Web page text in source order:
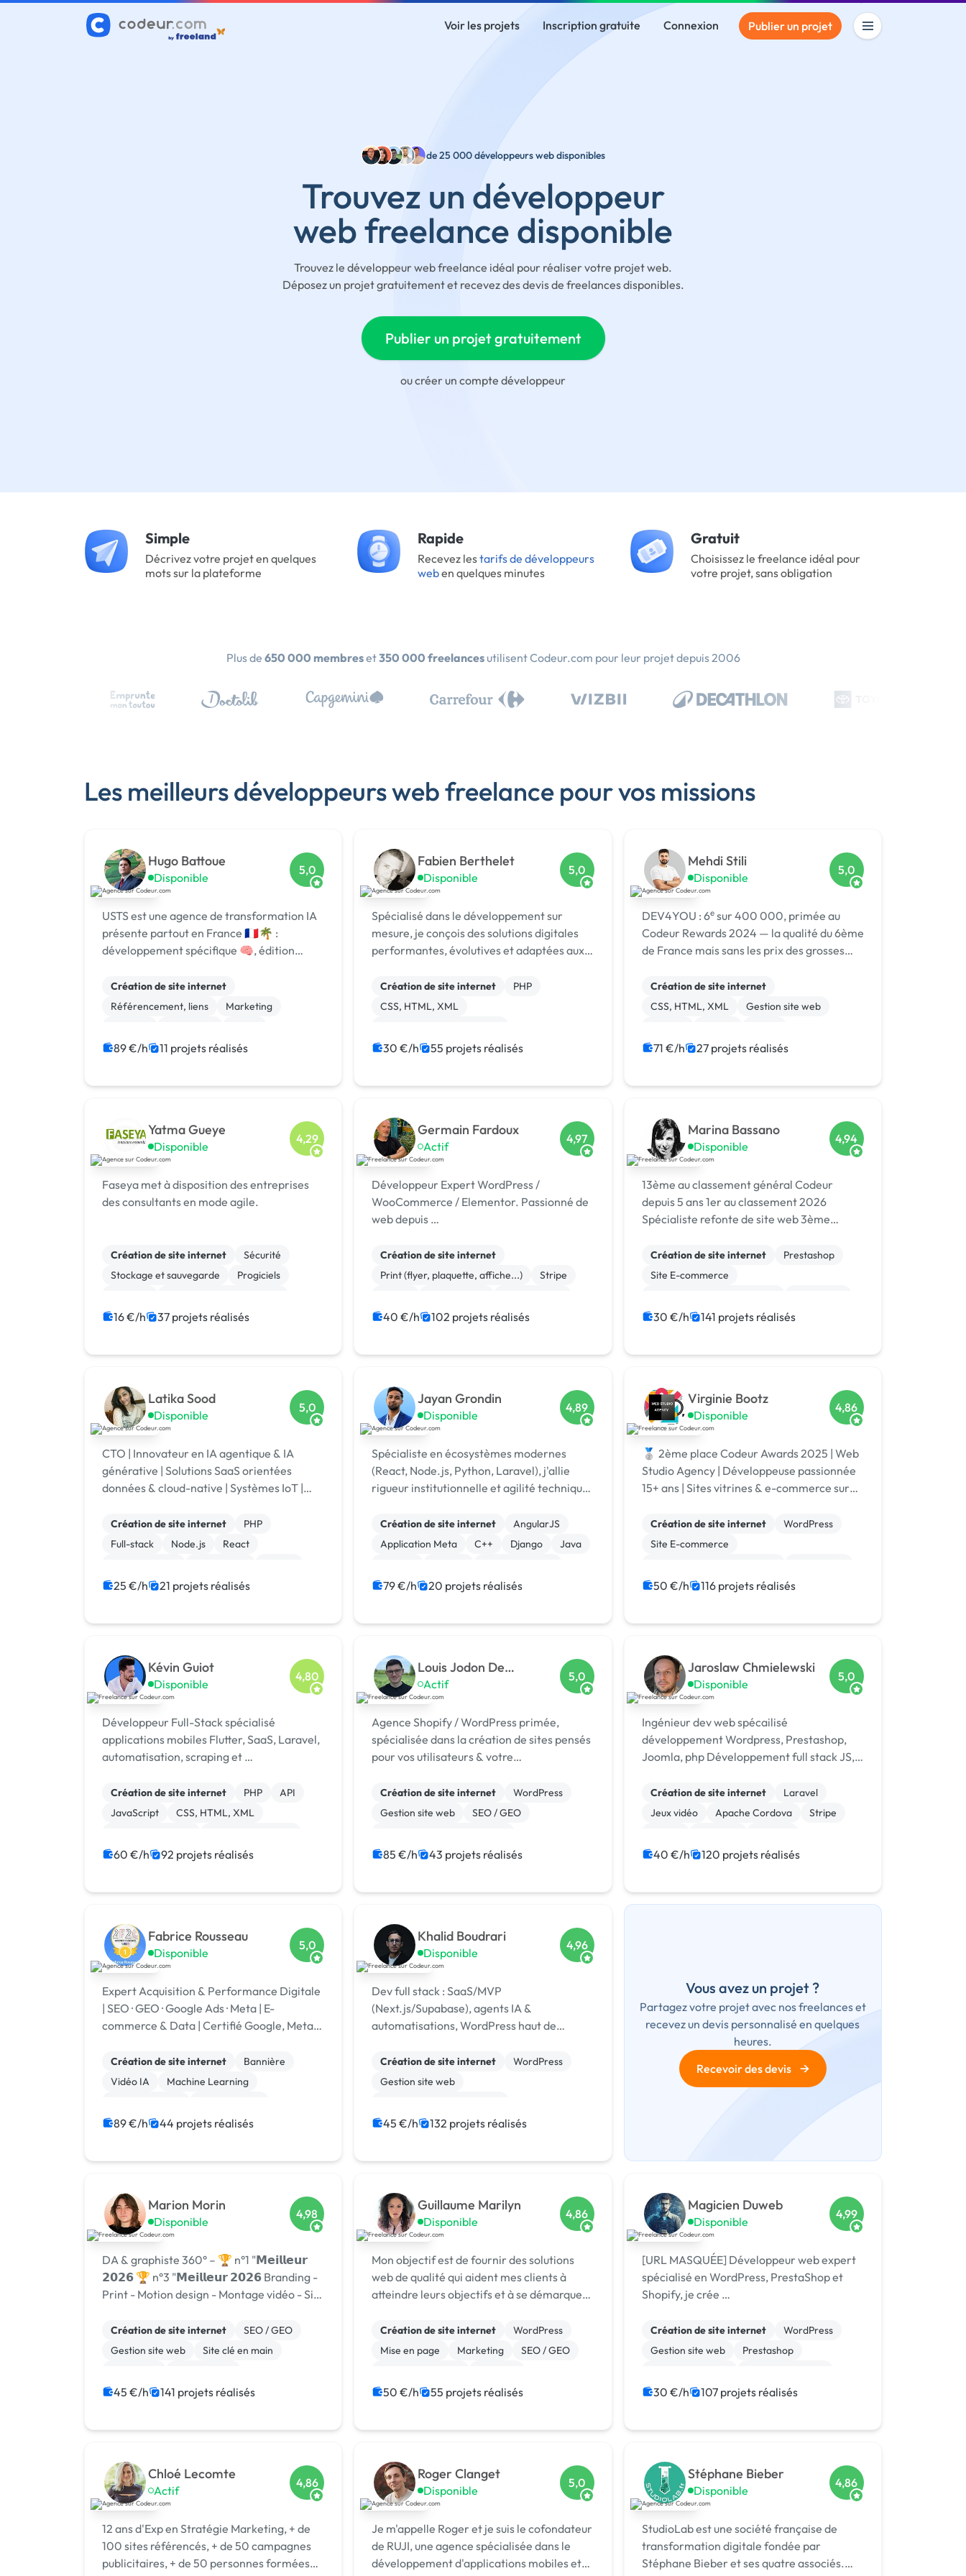
Voir les projets Inscription gratuite Connexion Publier un projet
de 25 000 développeurs web disponibles
Trouvez un développeur
web freelance disponible
Trouvez le développeur web freelance idéal pour réaliser votre projet web.
Déposez un projet gratuitement et recevez des devis de freelances disponibles.
Publier un projet gratuitement
oucréer un compte développeur
Simple
Décrivez votre projet en quelques
mots sur la plateforme
Rapide
Recevez lestarifs de développeurs
weben quelques minutes
Gratuit
Choisissez le freelance idéal pour
votre projet, sans obligation
Plus de 650 000 membreset350 000 freelancesutilisent Codeur.com pour leur projet depuis 2006
Les meilleurs développeurs web freelance pour vos missions
Hugo Battoue
Disponible
5,0
USTS est une agence de transformation IA
présente partout en France 🇫🇷🌴 :
développement spécifique 🧠, édition
Agréée CII, CIR, Qualiopi, 1er [URL
MASQUÉE] 🏆 !
Création de site internet
Référencement, liens
Marketing
Motion design
Logo
Charte graphique
89 €/h 11 projets réalisés
Fabien Berthelet
Disponible
5,0
Spécialisé dans le développement sur
mesure, je conçois des solutions digitales
performantes, évolutives et adaptées aux
Création de site internet
PHP
CSS, HTML, XML
Site clé en main
Site E-commerce
Gestion site web
JavaScript
30 €/h 55 projets réalisés
Mehdi Stili
Disponible
5,0
DEV4YOU : 6ᵉ sur 400 000, primée au
Codeur Rewards 2024 — la qualité du 6ème
de France mais sans les prix des grosses
meilleur rapport qualité/prix de la
plateforme.
Création de site internet
CSS, HTML, XML
Gestion site web
71 €/h 27 projets réalisés
Yatma Gueye
Disponible
4,29
Faseya met à disposition des entreprises
des consultants en mode agile.
Création de site internet
Sécurité
Stockage et sauvegarde
Progiciels
CRM
Site clé en main SaaS
16 €/h 37 projets réalisés
Germain Fardoux
Actif
4,97
Développeur Expert WordPress /
WooCommerce / Elementor. Passionné de
web depuis …
Création de site internet
Print (flyer, plaquette, affiche...)
Stripe
Logo
Photoshop
Site clé en main
40 €/h 102 projets réalisés
Marina Bassano
Disponible
4,94
13ème au classement général Codeur
depuis 5 ans 1er au classement 2026
Spécialiste refonte de site web 3ème
Dans le Top 10 du Meilleur Prestataire
Awards 2024
Création de site internet
Prestashop
Site E-commerce
PHP
SEO / GEO
CSS, HTML, XML
30 €/h 141 projets réalisés
Latika Sood
Disponible
5,0
CTO | Innovateur en IA agentique & IA
générative | Solutions SaaS orientées
données & cloud-native | Systèmes IoT |
reporting ESG | +12 ans d’expérience en
leadership
Création de site internet
PHP
Full-stack
Node.js
React
Drupal Commerce
Magento
25 €/h 21 projets réalisés
Jayan Grondin
Disponible
4,89
Spécialiste en écosystèmes modernes
(React, Node.js, Python, Laravel), j'allie
rigueur institutionnelle et agilité technique
et innovants.
Création de site internet
AngularJS
Application Meta
C++ Django
Java
iOS
79 €/h 20 projets réalisés
Virginie Bootz
Disponible
4,86
🥈 2ème place Codeur Awards 2025 | Web
Studio Agency | Développeuse passionnée
15+ ans | Sites vitrines & e-commerce sur
Votre projet | Spécialisé IA
Création de site internet
WordPress
Site E-commerce
Site clé en main
Web design
Développement spécifique
50 €/h 116 projets réalisés
Kévin Guiot
Disponible
4,80
Développeur Full-Stack spécialisé
applications mobiles Flutter, SaaS, Laravel,
automatisation, scraping et …
Création de site internet PHP
API
JavaScript
CSS, HTML, XML
Ruby on Rails
Paypal iOS
60 €/h 92 projets réalisés
Louis Jodon De
Villeroché
Actif
5,0
Agence Shopify / WordPress primée,
spécialisée dans la création de sites pensés
pour vos utilisateurs & votre
Création de site internet
WordPress
Gestion site web
SEO / GEO
Experience utilisateur
Landing page
Stripe
85 €/h 43 projets réalisés
Jaroslaw Chmielewski
Disponible
5,0
Ingénieur dev web spécailisé
développement Wordpress, Prestashop,
Joomla, php Développement full stack JS,
Développement chat temp réel : [URL
MASQUÉE], webrtc
Création de site internet
Laravel
Jeux vidéo
Apache Cordova
Stripe
Application mobile
Linux
40 €/h 120 projets réalisés
Fabrice Rousseau
Disponible
5,0
Expert Acquisition & Performance Digitale
| SEO · GEO · Google Ads · Meta | E-
commerce & Data | Certifié Google, Meta,
Awards 2025
Création de site internet
Bannière
Vidéo IA
Machine Learning
Integration HTML
Experience utilisateur
89 €/h 44 projets réalisés
Khalid Boudrari
Disponible
4,96
Dev full stack : SaaS/MVP
(Next.js/Supabase), agents IA &
automatisations, WordPress haut de
Awards 2024, 4,96/5 sur 125 avis.
Création de site internet
WordPress
Gestion site web
CSS, HTML, XML
Site E-commerce
SaaS
API
45 €/h 132 projets réalisés
Vous avez un projet ?
Partagez votre projet avec nos freelances et
recevez un devis personnalisé en quelques
heures.
Recevoir des devis
→
Marion Morin
Disponible
4,98
DA & graphiste 360° – 🏆 n°1 "𝗠𝗲𝗶𝗹𝗹𝗲𝘂𝗿
𝟮𝟬𝟮𝟲 🏆 n°3 "𝗠𝗲𝗶𝗹𝗹𝗲𝘂𝗿 𝟮𝟬𝟮𝟲 Branding -
Print - Motion design - Montage vidéo - Site
Création de site internet
SEO / GEO
Gestion site web
Site clé en main
WooCommerce
CMS
Landing page
45 €/h 141 projets réalisés
Guillaume Marilyn
Disponible
4,86
Mon objectif est de fournir des solutions
web de qualité qui aident mes clients à
atteindre leurs objectifs et à se démarquer
interfaces attrayantes et fonctionnelles qui
captivent les utilisateurs. Je vou...
Création de site internet
WordPress
Mise en page
Marketing
SEO / GEO
Community management
Formation
50 €/h 55 projets réalisés
Magicien Duweb
Disponible
4,99
[URL MASQUÉE] Développeur web expert
spécialisé en WordPress, PrestaShop et
Shopify, je crée …
Création de site internet
WordPress
Gestion site web
Prestashop
Migration ou refonte de site
30 €/h 107 projets réalisés
Chloé Lecomte
Actif
4,86
12 ans d'Exp en Stratégie Marketing, + de
100 sites référencés, + de 50 campagnes
publicitaires, + de 50 personnes formées
Roger Clanget
Disponible
5,0
Je m'appelle Roger et je suis le cofondateur
de RUJI, une agence spécialisée dans le
développement d'applications mobiles et
Stéphane Bieber
Disponible
4,86
StudioLab est une société française de
transformation digitale fondée par
Stéphane Bieber et ses quatre associés.